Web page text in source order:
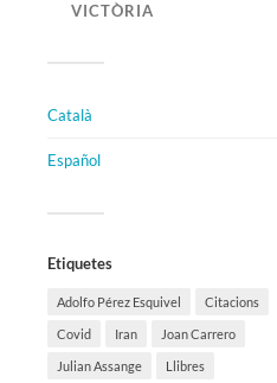
VICTÒRIA
Català
Español
Etiquetes
Adolfo Pérez Esquivel Citacions
Covid Iran Joan Carrero
Julian Assange Llibres